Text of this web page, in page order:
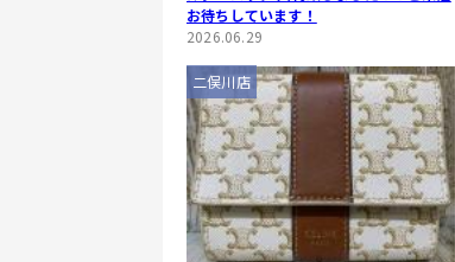
お待ちしています！
2026.06.29
二俣川店